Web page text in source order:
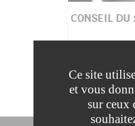
CONSEIL
Ce site
et vous
sur ceux